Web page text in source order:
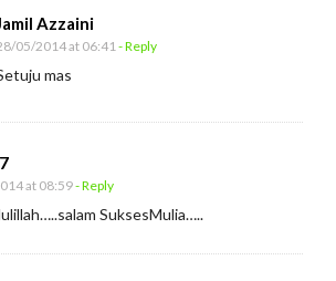
Azzaini
05/2014 at 06:41 - Reply
mas
at 08:59- Reply
SuksesMulia…..